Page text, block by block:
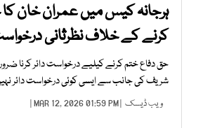
ہرجانہ کیس میں عمران خان
کرنے کے خلاف نظرثانی
حق دفاع ختم کرنے کیلیے درخواست دائر کرنا
شریف کی جانب سے ایسی کوئی درخواست دائر
ویب ڈیسک | MAR 12, 2026 01:59 PM |